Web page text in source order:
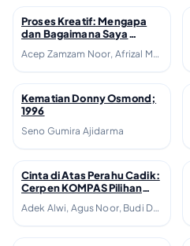
↗
Proses Kreatif: Mengapa
dan Bagaimana Saya
#4); 2009
Acep Zamzam Noor, Afrizal Malna, Ahmad Tohari, Akhudiat, Aoh K. Hadimadja, Ayu Utami, D. Zawawi Imron, Darman Moenir, Herlino Soleman, Motinggo Busye, Ngurah Parsua, Pamusuk Eneste, Piek Ardijanto Soeprijadi, Seno Gumira Ajidarma, Upita Agustine
↗
Kematian Donny Osmond;
1996
Seno Gumira Ajidarma
↗
Cinta di Atas Perahu Cadik:
Cerpen KOMPAS Pilihan
Adek Alwi, Agus Noor, Budi Darma, Damhuri Muhammad, Djenar Maesa Ayu, Eka Kurniawan, F. Dewi Ria Utari, G.M. Sudarta, Gus tf Sakai, Puthut EA, Seno Gumira Ajidarma, Soeprijadi Tomodihardjo, Triyanto Triwikromo, Ugoran Prasad, Wilson Nadeak